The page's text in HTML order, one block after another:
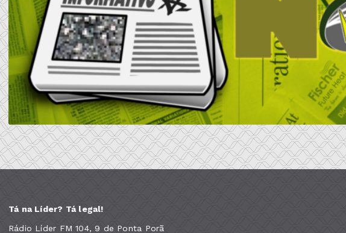
Tá na Líder? Tá legal!
Rádio Líder FM 104, 9 de Ponta Porã